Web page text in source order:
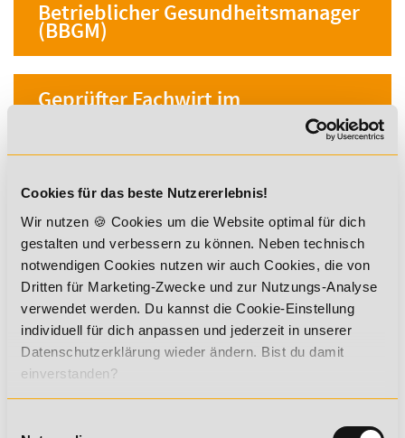
Cookies für das beste Nutzererlebnis!
Wir nutzen 🍪 Cookies um die Website optimal für dich
gestalten und verbessern zu können. Neben technisch
notwendigen Cookies nutzen wir auch Cookies, die von
Dritten für Marketing-Zwecke und zur Nutzungs-Analyse
verwendet werden. Du kannst die Cookie-Einstellung
individuell für dich anpassen und jederzeit in unserer
Datenschutzerklärung wieder ändern. Bist du damit
einverstanden?
Betrieblicher Gesundheitsmanager
(BBGM)
Geprüfter Fachwirt im
Betrieblicher Gesundheitsmanager
(inkl. Fachkraft für Betriebliches
Gesundheitsmanagement)
Geprüfter Fitnessfachwirt (IHK)
Geprüfter Fachwirt für Prävention
und Gesundheitsförderung (IHK)